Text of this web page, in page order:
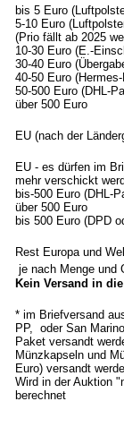
bis 5 Euro
5-10 Euro
(Prio fällt ab 2025
10-30 Euro (E.-
30-40 Euro
40-50 Euro
50-500 Euro
über 500
EU (nach der
EU - es dürfen im
mehr verschickt
bis-500 Euro
über 500
bis 500 Euro
Rest Europa und
je nach Menge und
Kein Versand in
* im Briefversand
PP, oder San
Paket versandt
Münzkapseln und
Euro) versandt
Wird in der Auktion
berechnet